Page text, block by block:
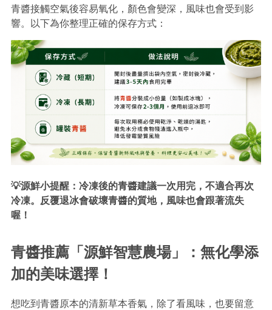
青醬接觸空氣後容易氧化，顏色會變深，風味也會受到影
響。以下為你整理正確的保存方式：
💡源鮮小提醒：冷凍後的青醬建議一次用完，不適合再次
冷凍。反覆退冰會破壞青醬的質地，風味也會跟著流失
喔！
青醬推薦「源鮮智慧農場」：無化學添
加的美味選擇！
想吃到青醬原本的清新草本香氣，除了看風味，也要留意